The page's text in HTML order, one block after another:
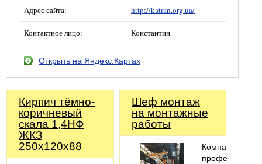
Адрес сайта: http://katran.org.ua/
Контактное лицо: Константин
Открыть на Яндекс.Картах
Кирпич тёмно-
коричневый
скала 1,4НФ
ЖКЗ
250х120х88
Шеф монтаж
на монтажные
работы
Компания